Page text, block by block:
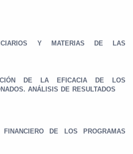
Y MATERIAS DE LAS
DE LA EFICACIA DE LOS
ANÁLISIS DE RESULTADOS
DE LOS PROGRAMAS